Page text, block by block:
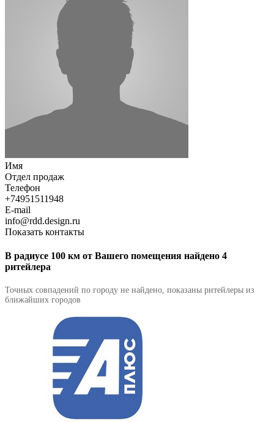
Имя
Отдел продаж
Телефон
+74951511948
E-mail
info@rdd.design.ru
Показать контакты
В радиусе 100 км от Вашего помещения найдено 4
ритейлера
Точных совпадений по городу не найдено, показаны ритейлеры из
ближайших городов